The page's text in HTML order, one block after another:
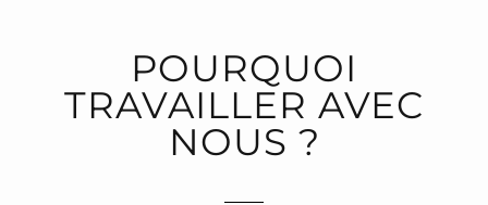
POURQUOI
TRAVAILLER AVEC
NOUS ?